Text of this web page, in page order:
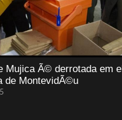
Mujica Ã© derrotada em
de MontevidÃ©u